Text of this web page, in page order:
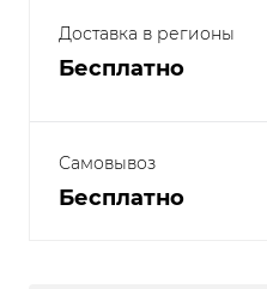
Доставка в регионы
Бесплатно
Самовывоз
Бесплатно